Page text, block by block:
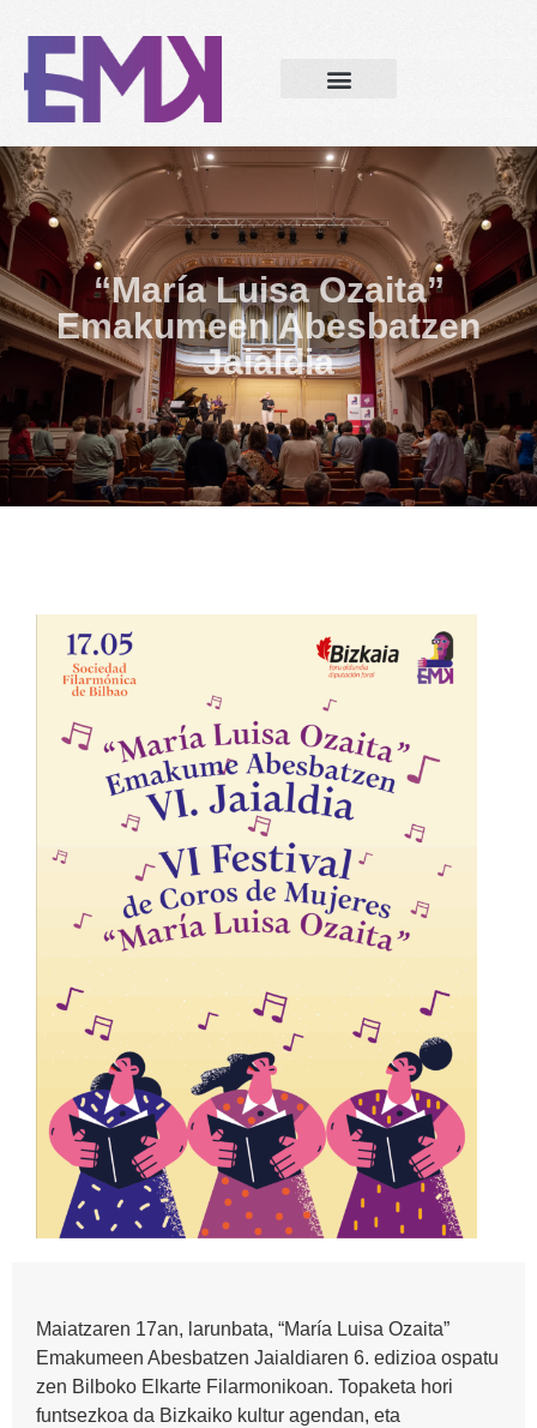
“María Luisa Ozaita”
Emakumeen Abesbatzen
Jaialdia
Maiatzaren 17an, larunbata, “María Luisa Ozaita”
Emakumeen Abesbatzen Jaialdiaren 6. edizioa ospatu
zen Bilboko Elkarte Filarmonikoan. Topaketa hori
funtsezkoa da Bizkaiko kultur agendan, eta